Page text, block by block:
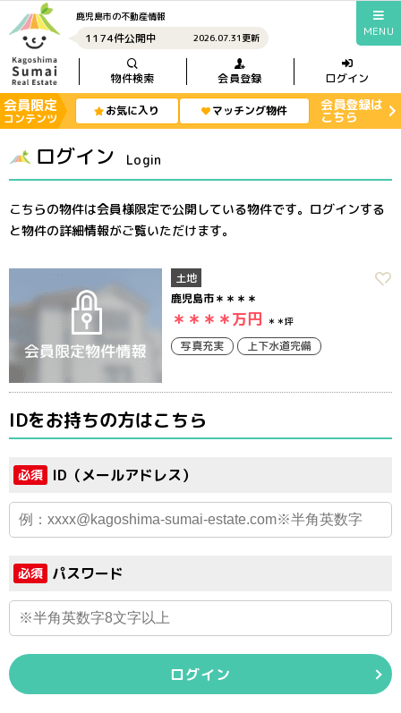
鹿児島市の不動産情報
1174件公開中 2026.07.31更新 MENU
物件検索 会員登録 ログイン
会員限定
コンテンツ
お気に入り マッチング物件 会員登録は
こちら
ログイン Login
こちらの物件は会員様限定で公開している物件です。ログインする
と物件の詳細情報がご覧いただけます。
土地
鹿児島市＊＊＊＊
＊＊＊＊万円 ＊＊坪
写真充実 上下水道完備
IDをお持ちの方はこちら
必須 ID（メールアドレス）
必須 パスワード
ログイン